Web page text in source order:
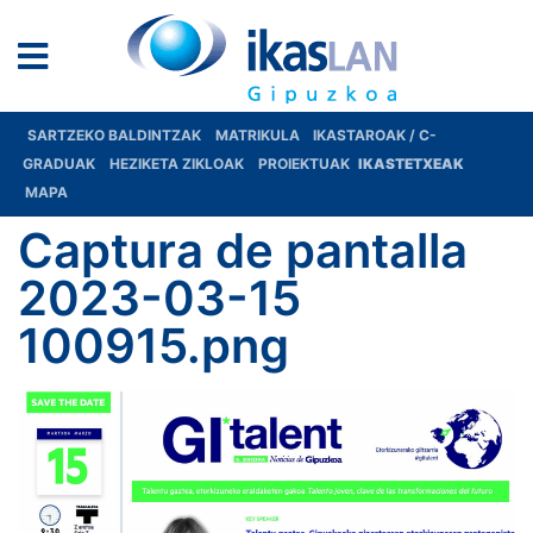
SARTZEKO BALDINTZAK MATRIKULA
IKASTAROAK / C-
GRADUAK
HEZIKETA ZIKLOAK PROIEKTUAK IKASTETXEAK
MAPA
Captura de pantalla
2023-03-15
100915.png